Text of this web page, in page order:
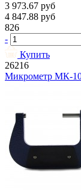
3 973.67 руб
4 847.88 руб
826
-
Купить
26216
Микрометр МК-